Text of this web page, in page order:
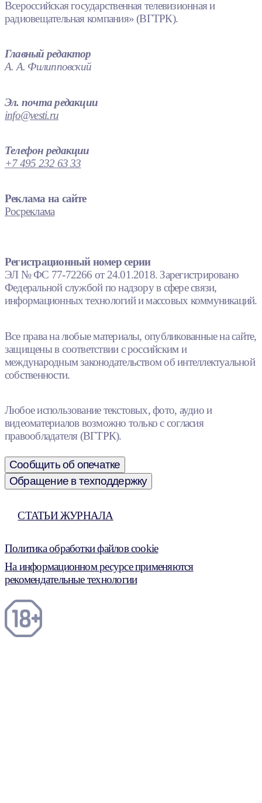
Всероссийская государственная телевизионная и
радиовещательная компания» (ВГТРК).
Главный редактор
А. А. Филипповский
Эл. почта редакции
info@vesti.ru
Телефон редакции
+7 495 232 63 33
Реклама на сайте
Росреклама
Регистрационный номер серии
ЭЛ № ФС 77-72266 от 24.01.2018. Зарегистрировано
Федеральной службой по надзору в сфере связи,
информационных технологий и массовых коммуникаций.
Все права на любые материалы, опубликованные на сайте,
защищены в соответствии с российским и
международным законодательством об интеллектуальной
собственности.
Любое использование текстовых, фото, аудио и
видеоматериалов возможно только с согласия
правообладателя (ВГТРК).
Сообщить об опечатке
Обращение в техподдержку
СТАТЬИ ЖУРНАЛА
Политика обработки файлов cookie
На информационном ресурсе применяются
рекомендательные технологии